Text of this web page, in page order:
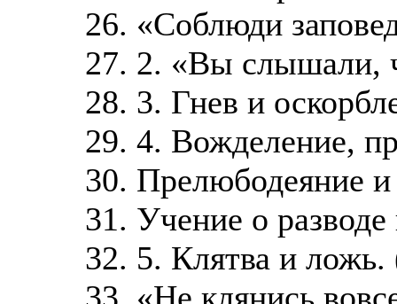
26. «Соблюди
27. 2. «Вы слышали,
28. 3. Гнев и
29. 4. Вожделение,
30. Прелюбодеяние
31. Учение о
32. 5. Клятва и ложь.